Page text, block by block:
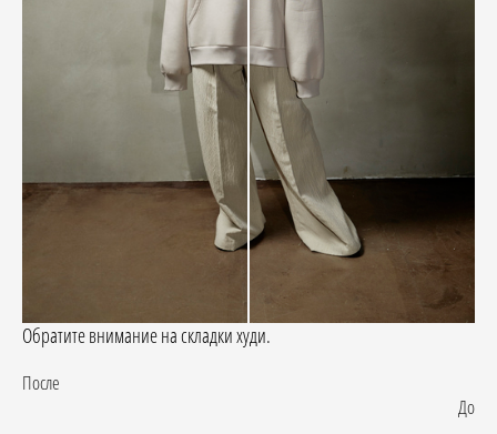
Обратите внимание на складки худи.
После
До